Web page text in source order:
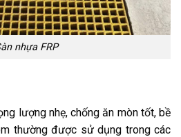
nhựa FRP
lượng nhẹ, chống ăn mòn tốt, bề
thường được sử dụng trong các